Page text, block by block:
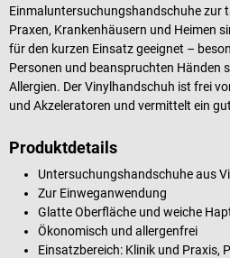
Einmaluntersuchungshandschuhe zur
Praxen, Krankenhäusern und Heimen
für den kurzen Einsatz geeignet –
Personen und beanspruchten Händen
Allergien. Der Vinylhandschuh ist frei
und Akzeleratoren und vermittelt ein
Produktdetails
Untersuchungshandschuhe aus
Zur Einweganwendung
Glatte Oberfläche und weiche
Ökonomisch und allergenfrei
Einsatzbereich: Klinik und Praxis,